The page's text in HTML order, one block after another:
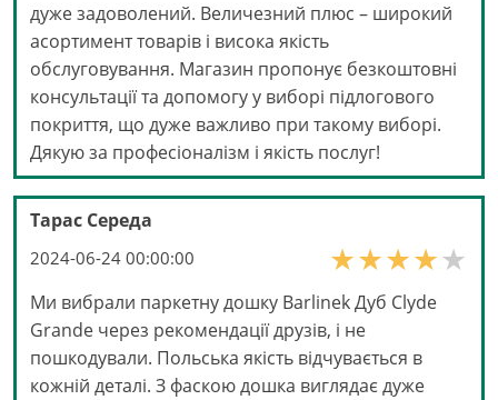
дуже задоволений. Величезний плюс – широкий
асортимент товарів і висока якість
обслуговування. Магазин пропонує безкоштовні
консультації та допомогу у виборі підлогового
покриття, що дуже важливо при такому виборі.
Дякую за професіоналізм і якість послуг!
Тарас Середа
2024-06-24 00:00:00
Ми вибрали паркетну дошку Barlinek Дуб Clyde
Grande через рекомендації друзів, і не
пошкодували. Польська якість відчувається в
кожній деталі. З фаскою дошка виглядає дуже